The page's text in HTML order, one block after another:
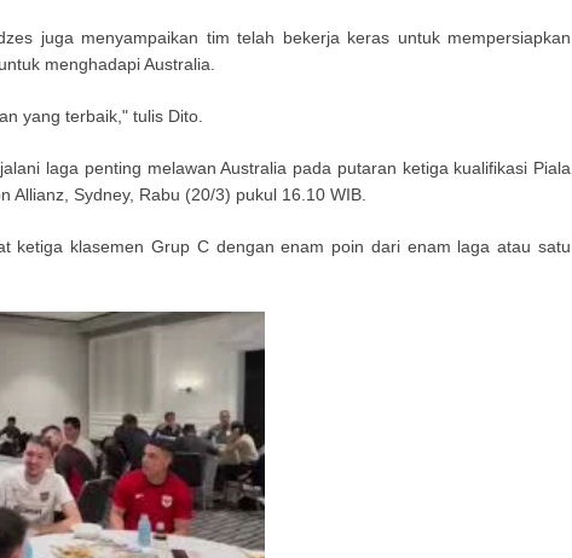
juga menyampaikan tim telah bekerja keras untuk mempersiapkan
menghadapi Australia.
yang terbaik," tulis Dito.
laga penting melawan Australia pada putaran ketiga kualifikasi Piala
Allianz, Sydney, Rabu (20/3) pukul 16.10 WIB.
ketiga klasemen Grup C dengan enam poin dari enam laga atau satu